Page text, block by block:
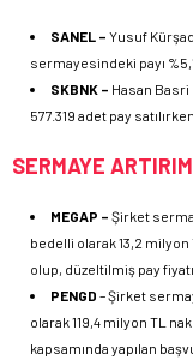
SANEL – Yusuf
sermayesindeki payı
SKBNK – Hasan Basri
577.319 adet pay
SERMAYE
MEGAP – Şirket
bedelli olarak 13,2
olup, düzeltilmiş pay
PENGD – Şirket
olarak 119,4 milyon TL
kapsamında yapılan